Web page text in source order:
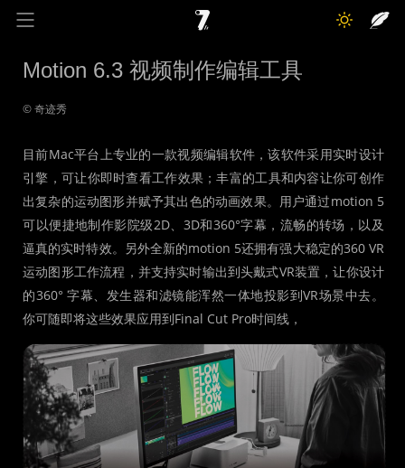
色彩库
Motion 6.3 视频制作编辑工具
© 奇迹秀
目前Mac平台上专业的一款视频编辑软件，该软件采用实时设计
引擎，可让你即时查看工作效果；丰富的工具和内容让你可创作
出复杂的运动图形并赋予其出色的动画效果。用户通过motion 5
可以便捷地制作影院级2D、3D和360°字幕，流畅的转场，以及
逼真的实时特效。另外全新的motion 5还拥有强大稳定的360 VR
运动图形工作流程，并支持实时输出到头戴式VR装置，让你设计
的360° 字幕、发生器和滤镜能浑然一体地投影到VR场景中去。
你可随即将这些效果应用到Final Cut Pro时间线，